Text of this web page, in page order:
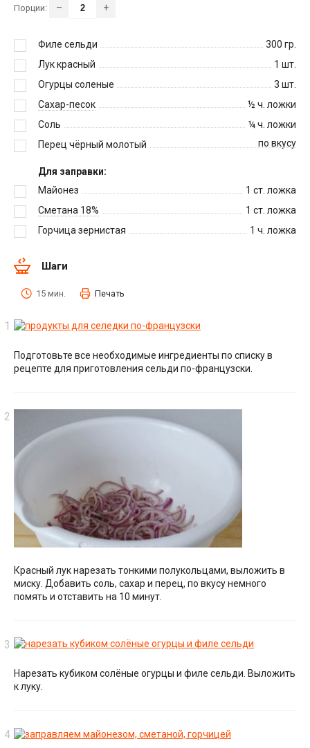
Порции: – +
Филе сельди 300 гр.
Лук красный
1 шт.
Огурцы соленые
3 шт.
Сахар-песок
½ ч. ложки
Соль
¼ч. ложки
Перец чёрный молотый
по вкусу
Для заправки:
Майонез
1 ст. ложка
Сметана 18%
1 ст. ложка
Горчица зернистая
1 ч. ложка
Шаги
15 мин. Печать
Подготовьте все необходимые ингредиенты по списку в
рецепте для приготовления сельди по-французски.
Красный лук нарезать тонкими полукольцами, выложить в
миску. Добавить соль, сахар и перец, по вкусу немного
помять и отставить на 10 минут.
Нарезать кубиком солёные огурцы и филе сельди. Выложить
к луку.